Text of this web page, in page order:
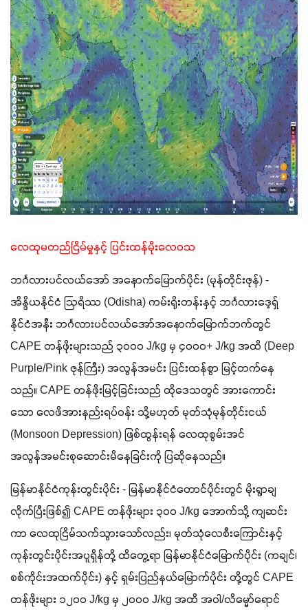
လေထုမတည်ငြိမ်မှုနှင့် ပြင်းထန်မိုးလေဝသ
ဘင်္ဂလားပင်လယ်အော် အနောက်မြောက်ပိုင်း (မုန်တိုင်းဇုန်) -
အိန္ဒိယနိုင်ငံ ဩရိဿ (Odisha) ကမ်းရိုးတန်းနှင့် ဘင်္ဂလားဒေ့ရှ်
နိုင်ငံအနီး ဘင်္ဂလားပင်လယ်အော်အနောက်မြောက်ဘက်တွင်
CAPE တန်ဖိုးများသည် ၃၀၀၀ J/kg မှ ၄၀၀၀+ J/kg အထိ (Deep
Purple/Pink ဇုန်ကြီး) အလွန်အမင်း ပြင်းထန်စွာ မြင့်တက်နေ
သည်။ CAPE တန်ဖိုးမြင့်ခြင်းသည် ထိုဒေသတွင် အားကောင်း
သော လေဖိအားနည်းရပ်ဝန်း သို့မဟုတ် မုတ်သုံမုန်တိုင်းငယ်
(Monsoon Depression) ဖြစ်ထွန်းရန် လေထုစွမ်းအင်
အလွန်အမင်းစုဆောင်းမိနေခြင်းကို ပြဆိုနေသည်။
မြန်မာနိုင်ငံကုန်းတွင်းပိုင်း - မြန်မာနိုင်ငံတောင်ပိုင်းတွင် မိုးရွာချ
လိုက်ပြီးဖြစ်၍ CAPE တန်ဖိုးများ ၃၀၀ J/kg အောက်သို့ ကျဆင်း
ကာ လေထုငြိမ်သက်သွားသော်လည်း၊ မုတ်သုံလေစီးကြောင်းနှင့်
ကုန်းတွင်းပိုင်းအပူရှိန်တို့ ထိတွေ့ရာ မြန်မာနိုင်ငံမြောက်ပိုင်း (ကချင်၊
စစ်ကိုင်းအထက်ပိုင်း) နှင့် ရှမ်းပြည်နယ်မြောက်ပိုင်း တို့တွင် CAPE
တန်ဖိုးများ ၁၂၀၀ J/kg မှ ၂၀၀၀ J/kg အထိ အဝါ/လိမ္မော်ရောင်